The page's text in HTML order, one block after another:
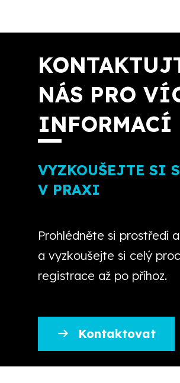
NÁS PRO
INFORMACÍ
VYZKOUŠEJTE SI
V PRAXI
Prohlédněte si prostředí
a vyzkoušejte si celý
registrace až po příhoz.
Kontaktovat